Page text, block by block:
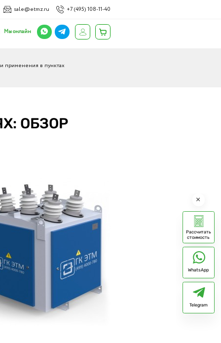
sale@etmz.ru +7 (495) 108-11-40
Мы онлайн
применения в пунктах
ОБЗОР
Рассчитать
стоимость
WhatsApp
Telegram